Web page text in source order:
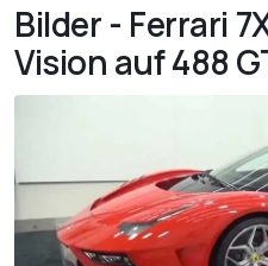
Bilder - Ferrari
Vision auf 488